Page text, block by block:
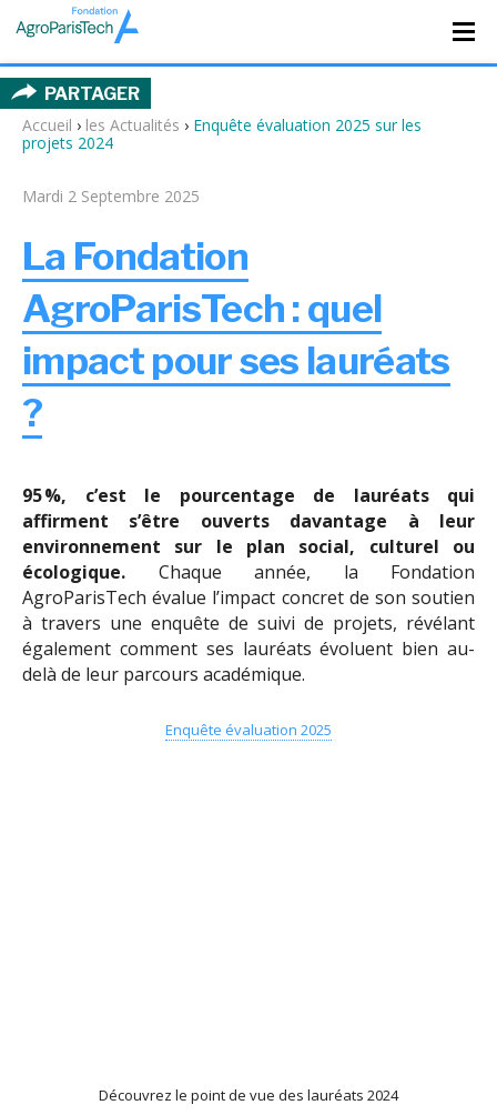
PARTAGER
Accueil › les Actualités › Enquête évaluation 2025 sur les
projets 2024
Mardi 2 Septembre 2025
La Fondation
AgroParisTech : quel
impact pour ses lauréats
?
95 %, c’est le pourcentage de lauréats qui
affirment s’être ouverts davantage à leur
environnement sur le plan social, culturel ou
écologique. Chaque année, la Fondation
AgroParisTech évalue l’impact concret de son soutien
à travers une enquête de suivi de projets, révélant
également comment ses lauréats évoluent bien au-
delà de leur parcours académique.
Enquête évaluation 2025
Découvrez le point de vue des lauréats 2024